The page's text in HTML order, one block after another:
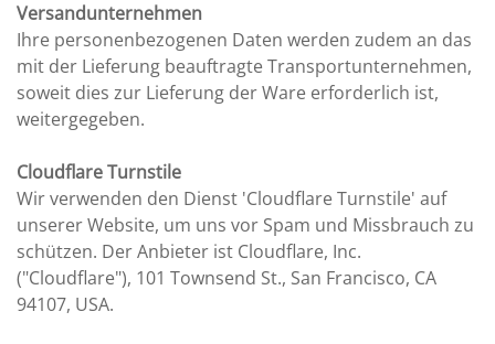
Versandunternehmen
Ihre personenbezogenen Daten werden zudem an das
mit der Lieferung beauftragte Transportunternehmen,
soweit dies zur Lieferung der Ware erforderlich ist,
weitergegeben.
Cloudflare Turnstile
Wir verwenden den Dienst 'Cloudflare Turnstile' auf
unserer Website, um uns vor Spam und Missbrauch zu
schützen. Der Anbieter ist Cloudflare, Inc.
("Cloudflare"), 101 Townsend St., San Francisco, CA
94107, USA.